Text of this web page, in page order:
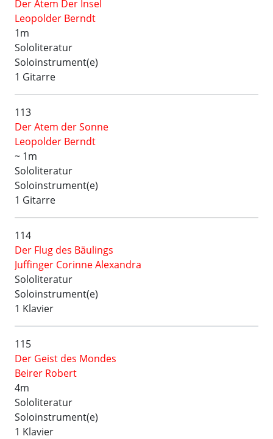
Der Atem Der Insel
Leopolder Berndt
1m
Sololiteratur
Soloinstrument(e)
1 Gitarre
113
Der Atem der Sonne
Leopolder Berndt
~ 1m
Sololiteratur
Soloinstrument(e)
1 Gitarre
114
Der Flug des Bäulings
Juffinger Corinne Alexandra
Sololiteratur
Soloinstrument(e)
1 Klavier
115
Der Geist des Mondes
Beirer Robert
4m
Sololiteratur
Soloinstrument(e)
1 Klavier